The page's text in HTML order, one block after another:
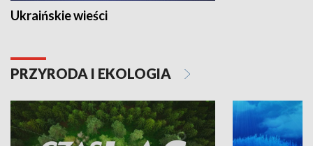
Ukraińskie wieści
PRZYRODA I EKOLOGIA